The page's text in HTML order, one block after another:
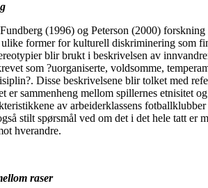
(1996) og Peterson (2000)
former for kulturell diskriminering som
blir brukt i beskrivelsen av
som ?uorganiserte, voldsomme,
Disse beskrivelsene blir tolket med
er sammenheng mellom spillernes etnisitet
av arbeiderklassens
stilt spørsmål ved om det i det hele tatt er
hverandre.
raser